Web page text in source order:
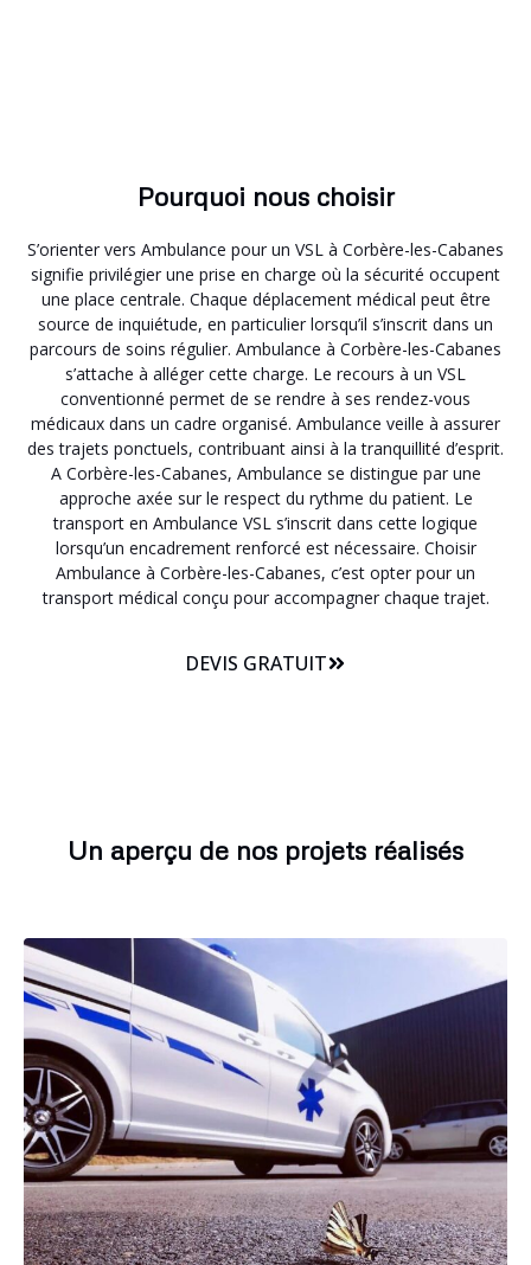
Pourquoi nous choisir
S’orienter vers Ambulance pour un VSL à Corbère-les-Cabanes
signifie privilégier une prise en charge où la sécurité occupent
une place centrale. Chaque déplacement médical peut être
source de inquiétude, en particulier lorsqu’il s’inscrit dans un
parcours de soins régulier. Ambulance à Corbère-les-Cabanes
s’attache à alléger cette charge. Le recours à un VSL
conventionné permet de se rendre à ses rendez-vous
médicaux dans un cadre organisé. Ambulance veille à assurer
des trajets ponctuels, contribuant ainsi à la tranquillité d’esprit.
A Corbère-les-Cabanes, Ambulance se distingue par une
approche axée sur le respect du rythme du patient. Le
transport en Ambulance VSL s’inscrit dans cette logique
lorsqu’un encadrement renforcé est nécessaire. Choisir
Ambulance à Corbère-les-Cabanes, c’est opter pour un
transport médical conçu pour accompagner chaque trajet.
DEVIS GRATUIT
Un aperçu de nos projets réalisés